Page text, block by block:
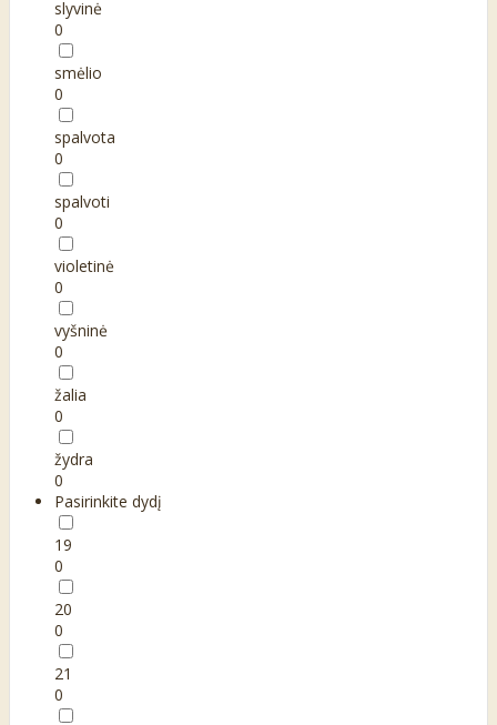
slyvinė
0
smėlio
0
spalvota
0
spalvoti
0
violetinė
0
vyšninė
0
žalia
0
žydra
0
Pasirinkite dydį
19
0
20
0
21
0